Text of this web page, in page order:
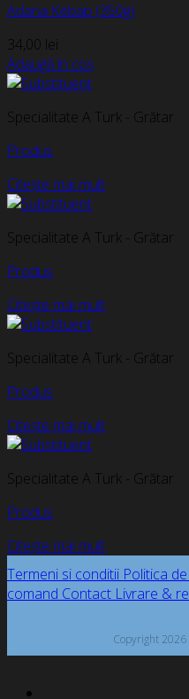
Adana Kebap (350g)
34,00 lei
Adaugă în coș
Specialitate A Turk - Grătar
Produs
Citește mai mult
Specialitate A Turk - Grătar
Produs
Citește mai mult
Specialitate A Turk - Grătar
Produs
Citește mai mult
Specialitate A Turk - Grătar
Produs
Citește mai mult
Termeni si conditii Politica
comand Contact Livrare &
Copyright